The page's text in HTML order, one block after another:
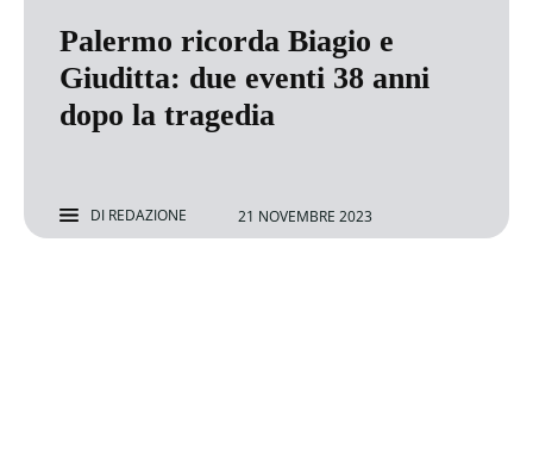
Palermo ricorda Biagio e
Giuditta: due eventi 38 anni
dopo la tragedia
DI REDAZIONE 21 NOVEMBRE 2023